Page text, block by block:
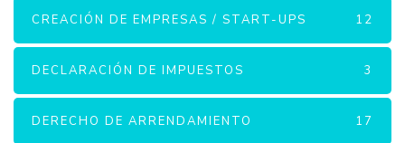
CREACIÓN DE EMPRESAS / START-UPS 12
DECLARACIÓN DE IMPUESTOS 3
DERECHO DE ARRENDAMIENTO 17